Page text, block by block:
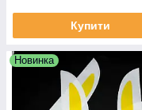
Купити
Новинка